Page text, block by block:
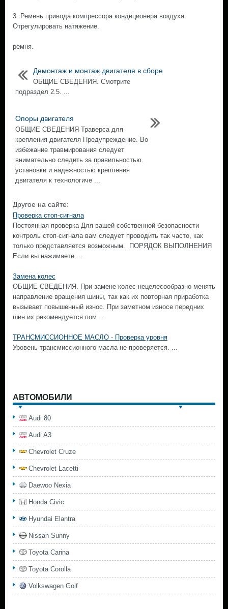
3. Ремень привода компрессора кондиционера воздуха.
Отрегулировать натяжение.
ремня.
Демонтаж и монтаж двигателя в сборе
ОБЩИЕ СВЕДЕНИЯ. Смотрите
подраздел 2.5. ...
Опоры двигателя
ОБЩИЕ СВЕДЕНИЯ Траверса для
крепления двигателя Предупреждение. Во
избежание травмирования следует
внимательно следить за правильностью.
установки и надежностью крепления
двигателя к технологиче ...
Другое на сайте:
Проверка стоп-сигнала
Постоянная проверка Для вашей собственной безопасности
контроль стоп-сигнала вам следует проводить так часто, как
только представляется возможным. ПОРЯДОК ВЫПОЛНЕНИЯ
Если вы нажимаете ...
Замена колес
ОБЩИЕ СВЕДЕНИЯ. При замене колес нецелесообразно менять
направление вращения шины, так как их повторная приработка
вызывает повышенный износ. При заметном износе передних
шин их рекомендуется пом ...
ТРАНСМИССИОННОЕ МАСЛО - Проверка уровня
Уровень трансмиссионного масла не проверяется. ...
АВТОМОБИЛИ
Audi 80
Audi A3
Chevrolet Cruze
Chevrolet Lacetti
Daewoo Nexia
Honda Civic
Hyundai Elantra
Nissan Sunny
Toyota Carina
Toyota Corolla
Volkswagen Golf